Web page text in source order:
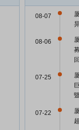
08-07
08-06
07-25
07-22